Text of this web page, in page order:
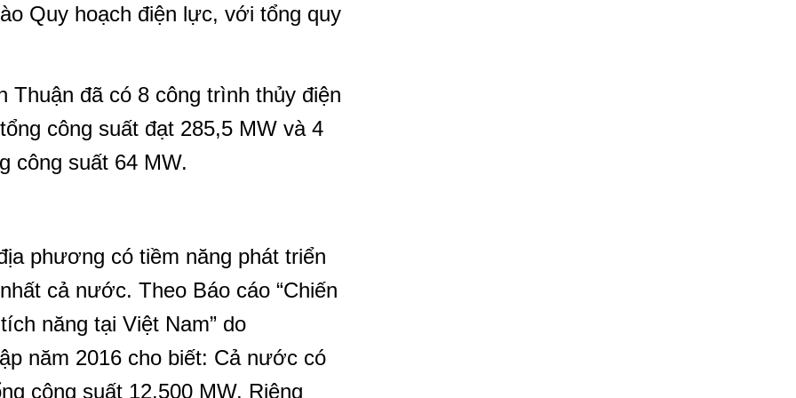
Quy hoạch điện lực, với tổng quy
Thuận đã có 8 công trình thủy điện
công suất đạt 285,5 MW và 4
công suất 64 MW.
phương có tiềm năng phát triển
cả nước. Theo Báo cáo “Chiến
năng tại Việt Nam” do
năm 2016 cho biết: Cả nước có
công suất 12.500 MW. Riêng